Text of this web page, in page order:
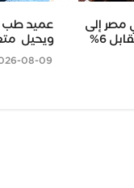
مصر إلى
5.8% خلال الربع الثاني من عام 2026، مقابل 6%
عميد طب
ويحيل